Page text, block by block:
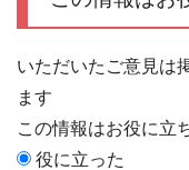
いただいたご意見は
ます
この情報はお役に立
役に立った